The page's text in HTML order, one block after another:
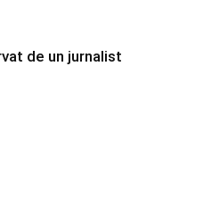
de un jurnalist